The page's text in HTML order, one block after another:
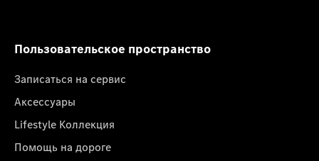
Пользовательское пространство
Записаться на сервис
Аксессуары
Lifestyle Коллекция
Помощь на дороге